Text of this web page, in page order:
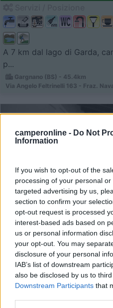
camperonline - Do Not
Information
If you wish to opt-out of the
processing of your personal
targeted advertising by us,
section to confirm your
opt-out request is processed
interest-based ads based on
us or personal information
your opt-out. You may
disclosure of your personal
IAB’s list of downstream
also be disclosed by us to
Downstream Participants that
A 7 km dal lago di Garda,
p...
Gargnano (BS) - 45.4km
Via Angelo Feltrinelli 163 - Fraz.
Campeggio
Camping Club Cerbaro
8
Servizi / Posizione